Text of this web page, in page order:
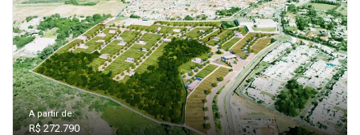
A partir de:
R$ 272.790